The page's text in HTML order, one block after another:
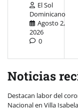
El Sol
Dominicano
Agosto 2,
2026
0
Noticias
Destacan labor del
Nacional en Villa Isabela